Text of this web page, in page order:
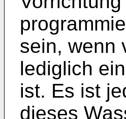
sein, wenn
lediglich
ist. Es ist
dieses